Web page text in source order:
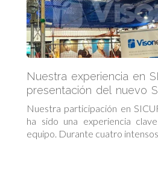
Nuestra experiencia en
presentación del nuevo
Retención Provisional
Nuestra participación en
ha sido una experiencia
equipo. Durante cuatro intensos